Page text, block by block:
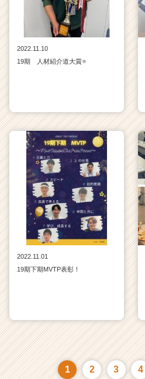
2022.11.10
19期 人材紹介道大賞⭐
2022.11.01
19期下期MVTP表彰！
1 2 3 4